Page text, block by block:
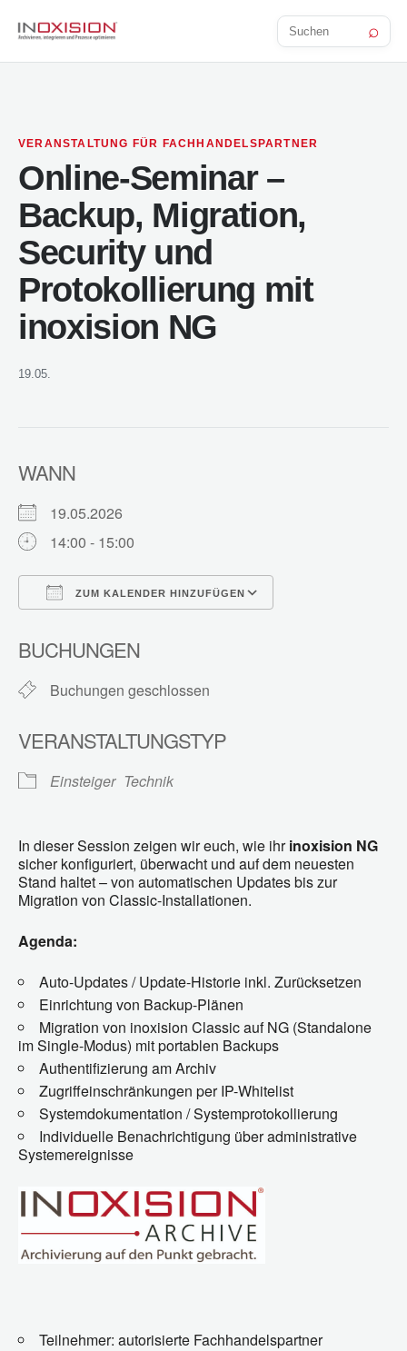
Beitrag
suchen
⌕
VERANSTALTUNG FÜR FACHHANDELSPARTNER
Online-Seminar –
Backup, Migration,
Security und
Protokollierung mit
inoxision NG
19.05.
WANN
19.05.2026
14:00 - 15:00
ZUM KALENDER HINZUFÜGEN
BUCHUNGEN
Buchungen geschlossen
VERANSTALTUNGSTYP
Einsteiger Technik
In dieser Session zeigen wir euch, wie ihrinoxision NG
sicher konfiguriert, überwacht und auf dem neuesten
Stand haltet – von automatischen Updates bis zur
Migration von Classic-Installationen.
Agenda:
Auto-Updates / Update-Historie inkl. Zurücksetzen
Einrichtung von Backup-Plänen
Migration von inoxision Classic auf NG (Standalone
im Single-Modus) mit portablen Backups
Authentifizierung am Archiv
Zugriffeinschränkungen per IP-Whitelist
Systemdokumentation / Systemprotokollierung
Individuelle Benachrichtigung über administrative
Systemereignisse
Teilnehmer: autorisierte Fachhandelspartner